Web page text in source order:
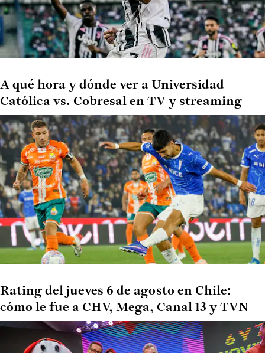
A qué hora y dónde ver a Universidad
Católica vs. Cobresal en TV y streaming
Rating del jueves 6 de agosto en Chile:
cómo le fue a CHV, Mega, Canal 13 y TVN